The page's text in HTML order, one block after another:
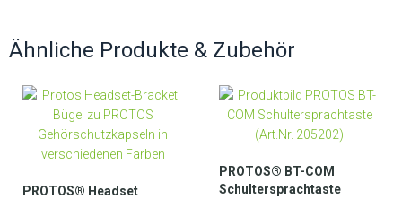
Ähnliche Produkte & Zubehör
PROTOS® Headset
PROTOS® BT-COM
Schultersprachtaste